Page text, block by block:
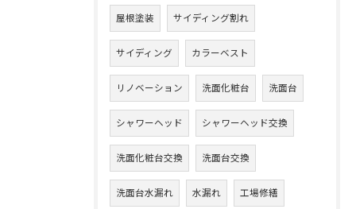
屋根塗装 サイディング割れ
サイディング カラーベスト
リノベーション 洗面化粧台 洗面台
シャワーヘッド シャワーヘッド交換
洗面化粧台交換 洗面台交換
洗面台水漏れ 水漏れ 工場修繕